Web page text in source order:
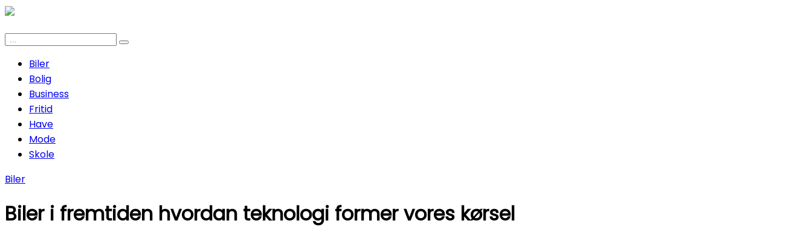
Biler
Bolig
Business
Fritid
Have
Mode
Skole
Biler
Biler i fremtiden hvordan teknologi former vores kørsel